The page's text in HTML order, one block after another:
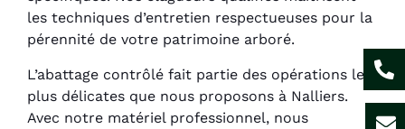
les techniques d’entretien respectueuses pour la
pérennité de votre patrimoine arboré.
L’abattage contrôlé fait partie des opérations les
plus délicates que nous proposons à Nalliers.
Avec notre matériel professionnel, nous